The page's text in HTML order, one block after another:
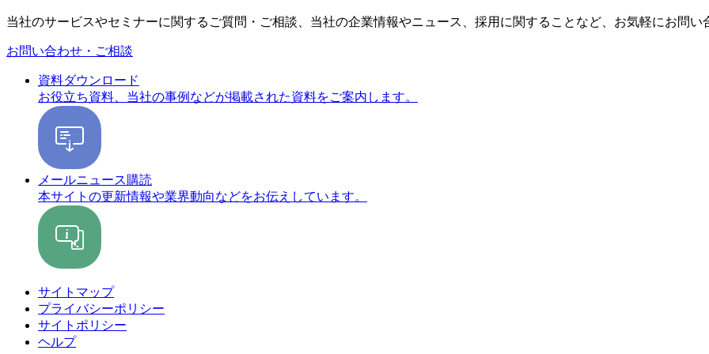
当社のサービスやセミナーに関するご質問・ご相談、当社の企業情報やニュース、採用に関することなど、お気軽にお問い
お問い合わせ・ご相談
資料ダウンロード
お役立ち資料、当社の事例などが掲載された資料をご案内します。
メールニュース購読
本サイトの更新情報や業界動向などをお伝えしています。
サイトマップ
プライバシーポリシー
サイトポリシー
ヘルプ